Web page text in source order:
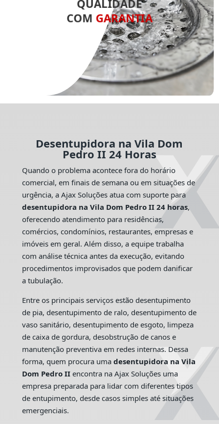
QUALIDADE
COM GARANTIA
Desentupidora na Vila Dom
Pedro II 24 Horas
Quando o problema acontece fora do horário
comercial, em finais de semana ou em situações de
urgência, a Ajax Soluções atua com suporte para
desentupidora na Vila Dom Pedro II 24 horas,
oferecendo atendimento para residências,
comércios, condomínios, restaurantes, empresas e
imóveis em geral. Além disso, a equipe trabalha
com análise técnica antes da execução, evitando
procedimentos improvisados que podem danificar
a tubulação.
Entre os principais serviços estão desentupimento
de pia, desentupimento de ralo, desentupimento de
vaso sanitário, desentupimento de esgoto, limpeza
de caixa de gordura, desobstrução de canos e
manutenção preventiva em redes internas. Dessa
forma, quem procura uma desentupidora na Vila
Dom Pedro IIencontra na Ajax Soluções uma
empresa preparada para lidar com diferentes tipos
de entupimento, desde casos simples até situações
emergenciais.